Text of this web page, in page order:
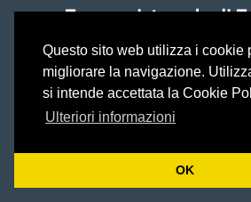
Questo sito web utilizza i cookie
migliorare la navigazione.
si intende accettata la Cookie
Ulteriori informazioni
OK
Economiste e degli
Coordinatrice: prof.ssa
Università del Molise -
Via De Sanctis -86100